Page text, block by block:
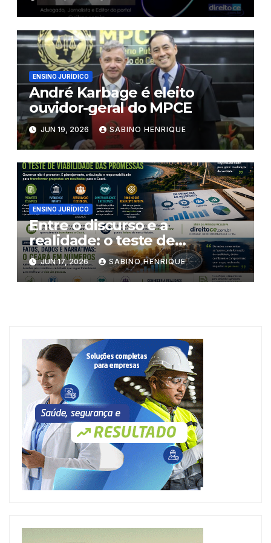
ENSINO JURÍDICO
André Karbage é eleito
ouvidor-geral do MPCE
JUN 19, 2026 SABINO HENRIQUE
ENSINO JURÍDICO
Entre o discurso e a
realidade: o teste de
viabilidade das promessas
JUN 17, 2026 SABINO HENRIQUE